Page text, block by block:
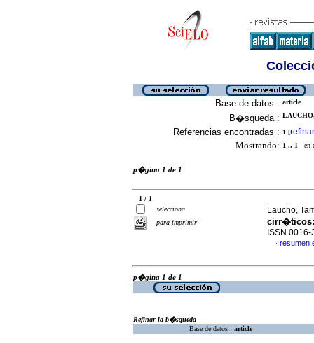
Base de datos : article
B�squeda :
Referencias encontradas : 1 [refinar
Mostrando: 1 .. 1 en
p�gina 1 de 1
1 / 1
selecciona
para imprimir
Laucho,
cirr�ticos
ISSN 0016-
· resumen
p�gina 1 de 1
Refinar la b�squeda
Base de datos : article